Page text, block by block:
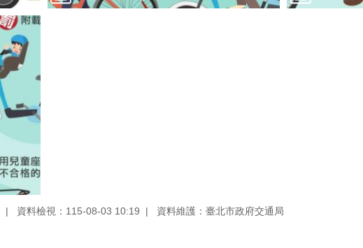
資料檢視：115-08-03 10:19 資料維護：臺北市政府交通局